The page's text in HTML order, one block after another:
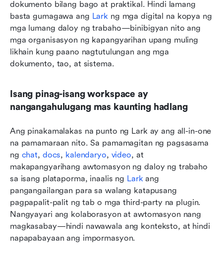
dokumento bilang bago at praktikal. Hindi lamang
basta gumagawa ang Lark ng mga digital na kopya ng
mga lumang daloy ng trabaho—binibigyan nito ang
mga organisasyon ng kapangyarihan upang muling
likhain kung paano nagtutulungan ang mga
dokumento, tao, at sistema.
Isang pinag-isang workspace ay
nangangahulugang mas kaunting hadlang
Ang pinakamalakas na punto ng Lark ay ang all-in-one
na pamamaraan nito. Sa pamamagitan ng pagsasama
ng chat, docs, kalendaryo, video, at
makapangyarihang awtomasyon ng daloy ng trabaho
sa isang plataporma, inaalis ng Lark ang
pangangailangan para sa walang katapusang
pagpapalit-palit ng tab o mga third-party na plugin.
Nangyayari ang kolaborasyon at awtomasyon nang
magkasabay—hindi nawawala ang konteksto, at hindi
napapabayaan ang impormasyon.